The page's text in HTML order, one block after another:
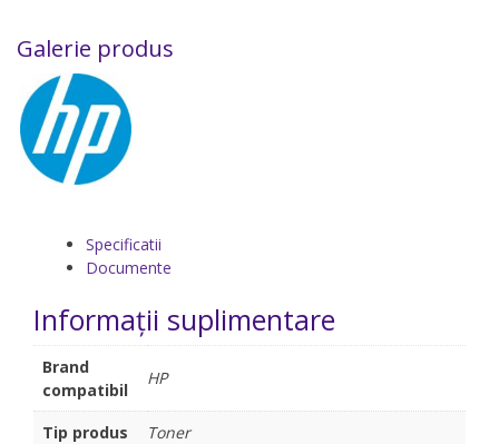
Galerie produs
Specificatii
Documente
Informații suplimentare
Brand
compatibil
HP
Tip produs
Toner